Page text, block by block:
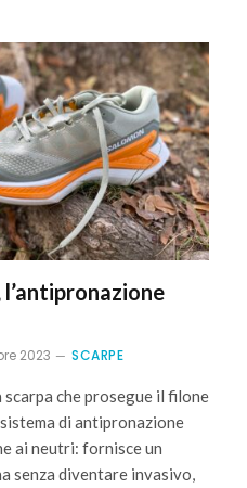
l’antipronazione
2023 SCARPE
scarpa che prosegue il filone
di antipronazione
ai neutri: fornisce un
senza diventare invasivo,